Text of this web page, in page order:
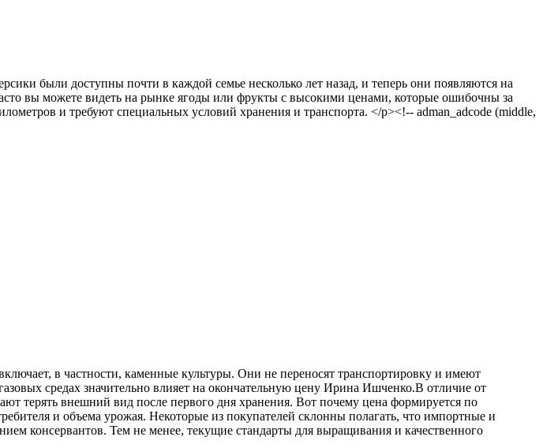
в частности, каменные культуры. Они не переносят транспортировку и имеют
средах значительно влияет на окончательную цену Ирина Ишченко.В отличие от
терять внешний вид после первого дня хранения. Вот почему цена формируется по
и объема урожая. Некоторые из покупателей склонны полагать, что импортные и
консервантов. Тем не менее, текущие стандарты для выращивания и качественного